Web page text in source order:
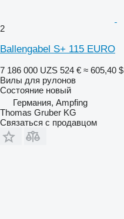
2
Ballengabel S+ 115 EURO
7 186 000 UZS 524 € ≈ 605,40 $
Вилы для рулонов
Состояние новый
Германия, Ampfing
Thomas Gruber KG
Связаться с продавцом